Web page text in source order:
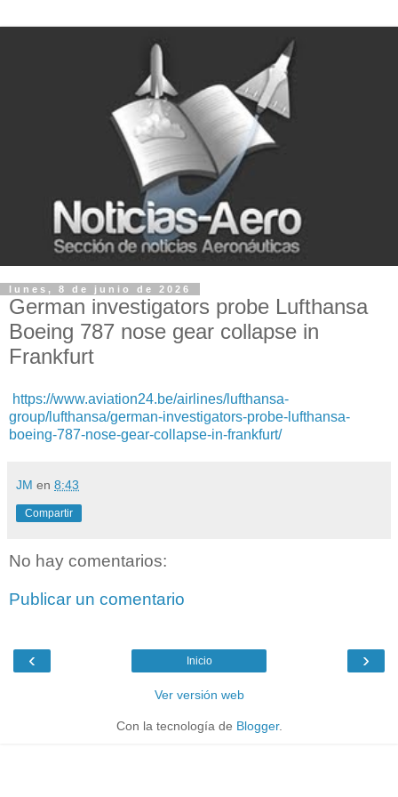
lunes, 8 de junio de 2026
German investigators probe Lufthansa
Boeing 787 nose gear collapse in
Frankfurt
https://www.aviation24.be/airlines/lufthansa-
group/lufthansa/german-investigators-probe-lufthansa-
boeing-787-nose-gear-collapse-in-frankfurt/
JM en 8:43
Compartir
No hay comentarios:
Publicar un comentario
‹ ›
Inicio
Ver versión web
Con la tecnología de Blogger.